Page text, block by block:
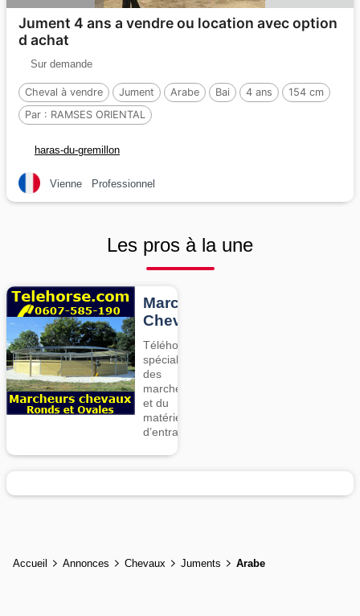
Jument 4 ans a vendre ou location avec option
d achat
Sur demande
Cheval à vendre Jument Arabe Bai 4 ans
154 cm
Par : RAMSES ORIENTAL
haras-du-gremillon
Vienne Professionnel
Les pros à la une
Marcheurs
Chevaux
Téléhorse,
spécialiste
des
marcheurs
et du
matériel
d’entrainement
Accueil Annonces Chevaux Juments Arabe